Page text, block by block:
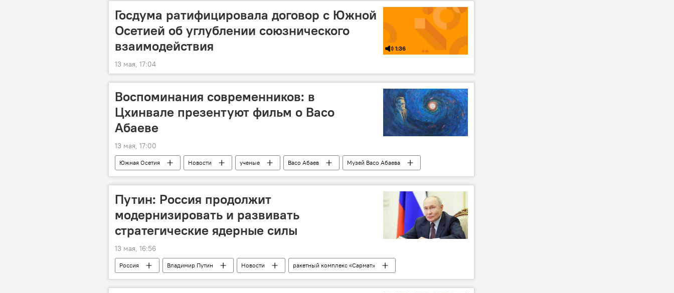
Госдума ратифицировала договор с Южной
Осетией об углублении союзнического
взаимодействия
1:36
13 мая, 17:04
Воспоминания современников: в
Цхинвале презентуют фильм о Васо
Абаеве
13 мая, 17:00
Южная Осетия Новости ученые Васо Абаев
Музей Васо Абаева
Наука
Осетинский язык осетинская литература
Путин: Россия продолжит
модернизировать и развивать
стратегические ядерные силы
13 мая, 16:56
Россия Владимир Путин Новости
ракетный комплекс «Сармат»
ракетный комплекс «Ярс»
межконтинентальная баллистическая ракета «Булава»